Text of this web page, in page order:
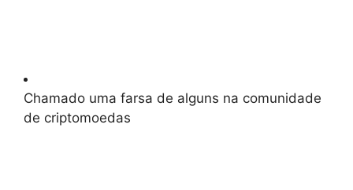
Chamado uma farsa de alguns na comunidade
de criptomoedas